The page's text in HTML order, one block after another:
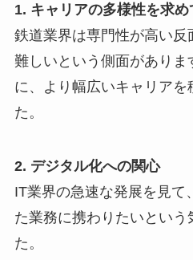
1. キャリアの多様性を求め
鉄道業界は専門性が高い
難しいという側面がありま
に、より幅広いキャリアを
た。
2. デジタル化への関心
IT業界の急速な発展を見て
た業務に携わりたいという
た。